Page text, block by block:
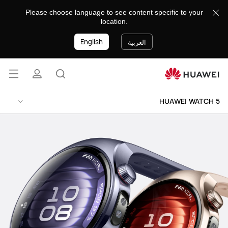
WATCH
Please choose language to see content specific to your
location.
العربية English
تعريفي
فتح
HUAWEI WATCH 5